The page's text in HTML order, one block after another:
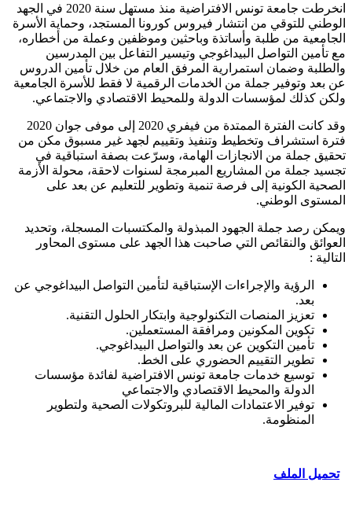
انخرطت جامعة تونس الافتراضية منذ مستهل سنة 2020 في الجهد
الوطني للتوقي من انتشار فيروس كورونا المستجد، وحماية الأسرة
الجامعية من طلبة وأساتذة وباحثين وموظفين وعملة من أخطاره،
مع تأمين التواصل البيداغوجي وتيسير التفاعل بين المدرسين
والطلبة وضمان استمرارية المرفق العام من خلال تأمين الدروس
عن بعد وتوفير جملة من الخدمات الرقمية لا فقط للأسرة الجامعية
ولكن كذلك لمؤسسات الدولة وللمحيط الاقتصادي والاجتماعي.
وقد كانت الفترة الممتدة من فيفري 2020 إلى موفى جوان 2020
فترة استشراف وتخطيط وتنفيذ وتقييم لجهد غير مسبوق مكن من
تحقيق جملة من الانجازات الهامة، وسرّعت بصفة استباقية في
تجسيد جملة من المشاريع المبرمجة لسنوات لاحقة، محولة الأزمة
الصحية الكونية إلى فرصة تنمية وتطوير للتعليم عن بعد على
المستوى الوطني.
ويمكن رصد جملة الجهود المبذولة والمكتسبات المسجلة، وتحديد
العوائق والنقائص التي صاحبت هذا الجهد على مستوى المحاور
التالية :
الرؤية والإجراءات الإستباقية لتأمين التواصل البيداغوجي عن
بعد.
تعزيز المنصات التكنولوجية وابتكار الحلول التقنية.
تكوين المكونين ومرافقة المستعملين.
تأمين التكوين عن بعد والتواصل البيداغوجي.
تطوير التقييم الحضوري على الخط.
توسيع خدمات جامعة تونس الافتراضية لفائدة مؤسسات
الدولة والمحيط الاقتصادي والاجتماعي
توفير الاعتمادات المالية للبروتكولات الصحية ولتطوير
المنظومة.
تحميل الملف